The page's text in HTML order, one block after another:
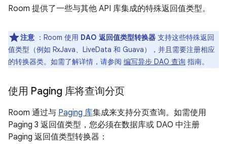
Room 提供了一些与其他 API 库集成的特殊返回值类型。
注意 ：Room 使用 DAO 返回值类型转换器 支持这些特殊返回
值类型（例如 RxJava、LiveData 和 Guava），并且需要注册相应
的转换器类。如需了解详情，请参阅 编写异步 DAO 查询 指南。
使用 Paging 库将查询分页
Room 通过与 Paging 库集成来支持分页查询。如需使用
Paging 3 返回值类型，您必须在数据库或 DAO 中注册
Paging 返回值类型转换器：